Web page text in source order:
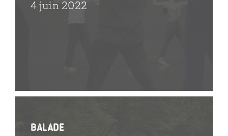
4 juin 2022
Balade